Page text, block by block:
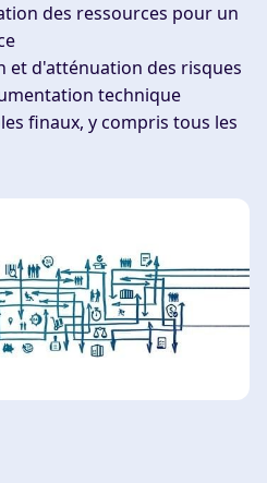
des ressources pour un
et d'atténuation des risques
technique
finaux, y compris tous les